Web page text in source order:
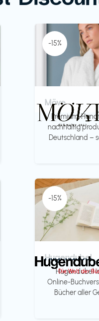
-15%
Möve
Premium-
nachhaltig
Deutschland –
-15%
Hugendubel
Hugendubel
Online-
Bücher aller